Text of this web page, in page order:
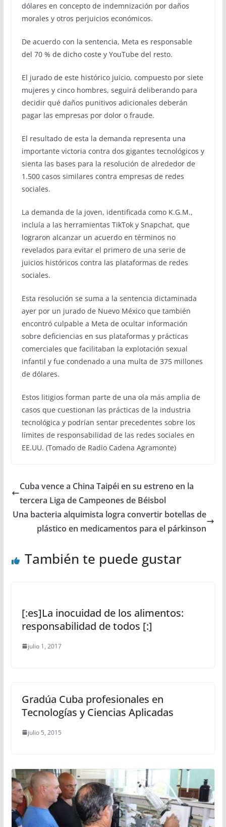
dólares en concepto de indemnización por daños
morales y otros perjuicios económicos.
De acuerdo con la sentencia, Meta es responsable
del 70 % de dicho coste y YouTube del resto.
El jurado de este histórico juicio, compuesto por siete
mujeres y cinco hombres, seguirá deliberando para
decidir qué daños punitivos adicionales deberán
pagar las empresas por dolor o fraude.
El resultado de esta la demanda representa una
importante victoria contra dos gigantes tecnológicos y
sienta las bases para la resolución de alrededor de
1.500 casos similares contra empresas de redes
sociales.
La demanda de la joven, identificada como K.G.M.,
incluía a las herramientas TikTok y Snapchat, que
lograron alcanzar un acuerdo en términos no
revelados para evitar el primero de una serie de
juicios históricos contra las plataformas de redes
sociales.
Esta resolución se suma a la sentencia dictaminada
ayer por un jurado de Nuevo México que también
encontró culpable a Meta de ocultar información
sobre deficiencias en sus plataformas y prácticas
comerciales que facilitaban la explotación sexual
infantil y fue condenado a una multa de 375 millones
de dólares.
Estos litigios forman parte de una ola más amplia de
casos que cuestionan las prácticas de la industria
tecnológica y podrían sentar precedentes sobre los
límites de responsabilidad de las redes sociales en
EE.UU. (Tomado de Radio Cadena Agramonte)
Cuba vence a China Taipéi en su estreno en la
tercera Liga de Campeones de Béisbol
Una bacteria alquimista logra convertir botellas de
plástico en medicamentos para el párkinson
También te puede gustar
[:es]La inocuidad de los alimentos:
responsabilidad de todos [:]
julio 1, 2017
Gradúa Cuba profesionales en
Tecnologías y Ciencias Aplicadas
julio 5, 2015